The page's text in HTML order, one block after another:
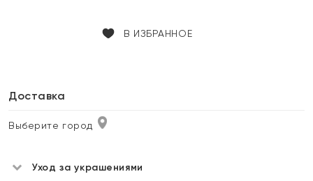
В ИЗБРАННОЕ
Доставка
Выберите город
Уход за украшениями